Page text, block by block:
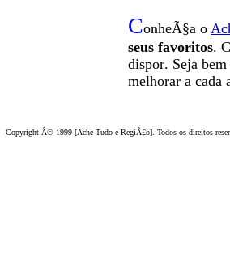
ConheÃ§a o A
seus favoritos.
dispor. Seja b
melhorar a cada
Copyright Â© 1999 [Ache Tudo e RegiÃ£o]. Todos os direitos